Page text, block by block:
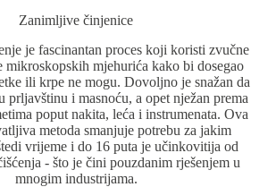
Zanimljive činjenice
je fascinantan proces koji koristi zvučne
mjehurića kako bi dosegao
ili krpe ne mogu. Dovoljno je snažan da
i masnoću, a opet nježan prema
poput nakita, leća i instrumenata. Ova
metoda smanjuje potrebu za jakim
vrijeme i do 16 puta je učinkovitija od
- što je čini pouzdanim rješenjem u
mnogim industrijama.